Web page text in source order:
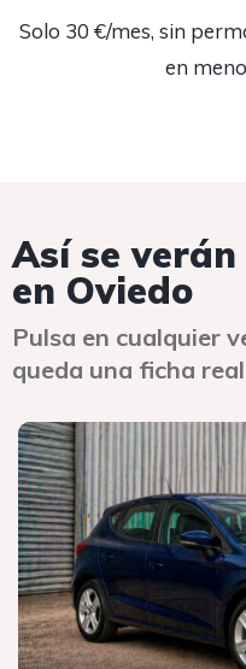
Solo 30 €/mes, sin
en
Así se
en Oviedo
Pulsa en cualquier
queda una ficha